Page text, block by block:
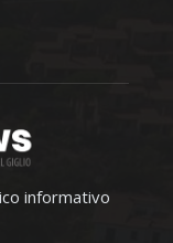
informativo